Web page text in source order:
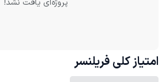
پروژه‌ای یافت نشد!
امتیاز کلی فریلنسر